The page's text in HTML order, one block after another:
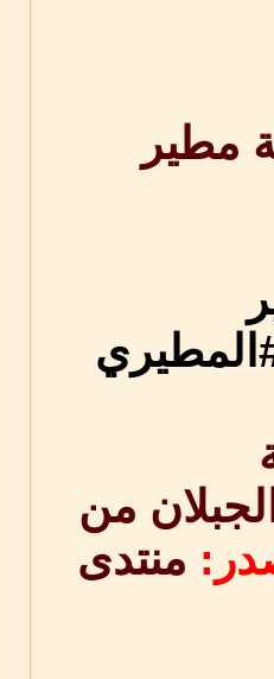
مطير
من
منتدى